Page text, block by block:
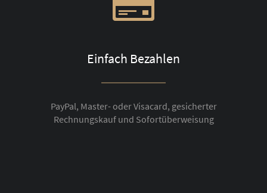
Einfach Bezahlen
PayPal, Master- oder Visacard, gesicherter
Rechnungskauf und Sofortüberweisung